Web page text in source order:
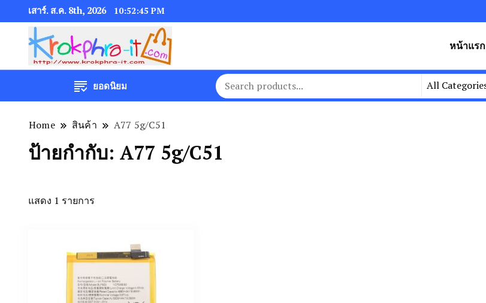
เสาร์. ส.ค. 8th, 2026 10:52:45 PM
หน้าแรก
ยอดนิยม
Home สินค้า A77 5g/C51
ป้ายกำกับ: A77 5g/C51
แสดง 1 รายการ